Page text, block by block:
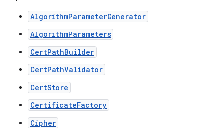
AlgorithmParameterGenerator
AlgorithmParameters
CertPathBuilder
CertPathValidator
CertStore
CertificateFactory
Cipher